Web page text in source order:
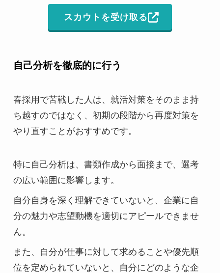
スカウトを受け取る
自己分析を徹底的に行う
春採用で苦戦した人は、就活対策をそのまま持
ち越すのではなく、初期の段階から再度対策を
やり直すことがおすすめです。
特に自己分析は、書類作成から面接まで、選考
の広い範囲に影響します。
自分自身を深く理解できていないと、企業に自
分の魅力や志望動機を適切にアピールできませ
ん。
また、自分が仕事に対して求めることや優先順
位を定められていないと、自分にどのような企